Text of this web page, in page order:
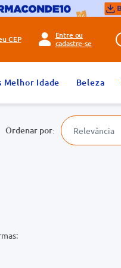
CEP
Entre ou
cadastre-se
Melhor Idade Beleza
Relevância